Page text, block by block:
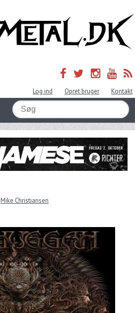
Log ind Opret bruger Kontakt
Mike Christiansen